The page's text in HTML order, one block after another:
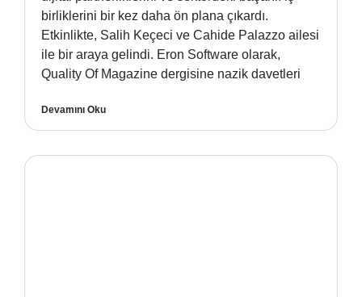
birliklerini bir kez daha ön plana çıkardı.
Etkinlikte, Salih Keçeci ve Cahide Palazzo ailesi
ile bir araya gelindi. Eron Software olarak,
Quality Of Magazine dergisine nazik davetleri
Devamını Oku